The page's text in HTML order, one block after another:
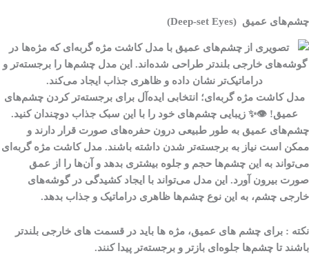
چشم‌های عمیق (Deep-set Eyes)
مدل کاشت مژه گربه‌ای؛ انتخابی ایده‌آل برای برجسته‌تر کردن چشم‌های
عمیق! 👁✨ زیبایی چشم‌های خود را با این سبک جذاب دوچندان کنید.
چشم‌های عمیق به طور طبیعی درون حفره‌های صورت قرار دارند و
ممکن است نیاز به برجسته‌تر شدن داشته باشند. مدل کاشت مژه گربه‌ای
می‌تواند به این چشم‌ها حجم و جلوه بیشتری بدهد و آن‌ها را از عمق
صورت بیرون آورد. این مدل می‌تواند با ایجاد کشیدگی در گوشه‌های
خارجی چشم، به این نوع چشم‌ها ظاهری دراماتیک و جذاب بدهد.
نکته : برای چشم های عمیق، مژه ها باید در قسمت های خارجی بلندتر
باشند تا چشم‌ها جلوه‌ای بازتر و برجسته‌تر پیدا کنند.